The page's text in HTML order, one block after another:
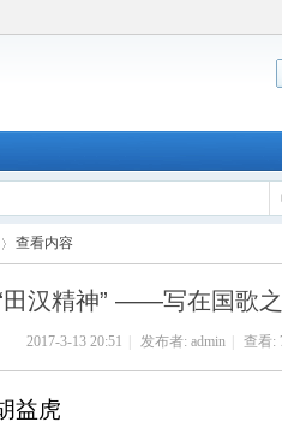
查看内容
田汉精神” ——写在国歌
2017-3-13 20:51 发布者: admin 查看:
益虎